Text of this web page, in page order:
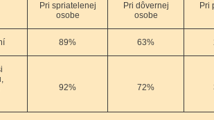
Pri spriatelenej
osobe
Pri dôvernej
osobe
Pri
89% 63%
92% 72%